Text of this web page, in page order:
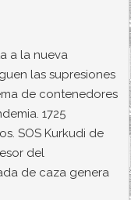
a la nueva
las supresiones
de contenedores
1725
SOS Kurkudi de
del
de caza genera